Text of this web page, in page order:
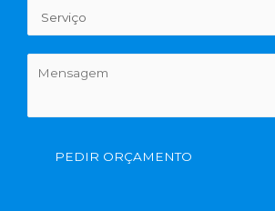
PEDIR ORÇAMENTO